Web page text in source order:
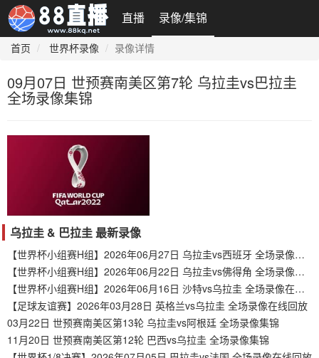
直播 录像/集锦
首页 世界杯录像 录像详情
09月07日 世预赛南美区第7轮 乌拉圭vs巴拉圭
全场录像集锦
乌拉圭 & 巴拉圭 最新录像
【世界杯小组赛H组】2026年06月27日 乌拉圭vs西班牙 全场录像在线回放
【世界杯小组赛H组】2026年06月22日 乌拉圭vs佛得角 全场录像在线回放
【世界杯小组赛H组】2026年06月16日 沙特vs乌拉圭 全场录像在线回放
【足球友谊赛】2026年03月28日 英格兰vs乌拉圭 全场录像在线回放
03月22日 世预赛南美区第13轮 乌拉圭vs阿根廷 全场录像集锦
11月20日 世预赛南美区第12轮 巴西vs乌拉圭 全场录像集锦